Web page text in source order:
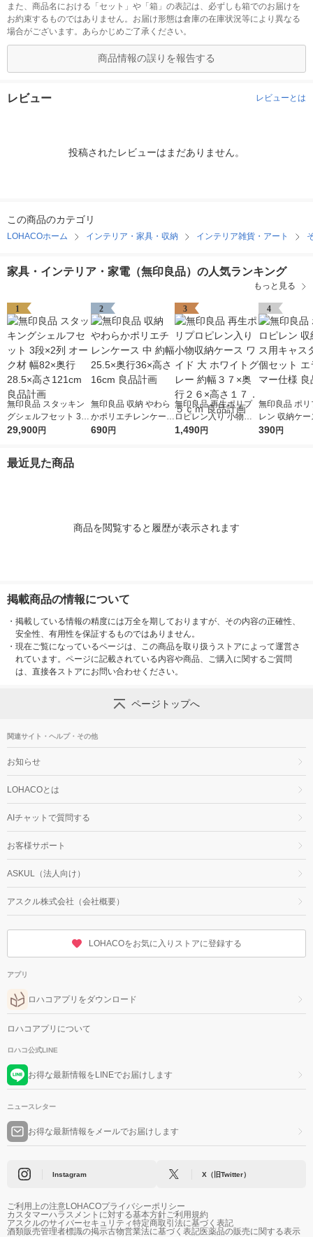
また、商品名における「セット」や「箱」の表記は、必ずしも箱でのお届けを
お約束するものではありません。お届け形態は倉庫の在庫状況等により異なる
場合がございます。あらかじめご了承ください。
商品情報の誤りを報告する
レビュー レビューとは
投稿されたレビューはまだありません。
この商品のカテゴリ
LOHACOホーム インテリア・家具・収納 インテリア雑貨・アート
家具・インテリア・家電（無印良品）の人気ランキング
もっと見る
1
無印良品 スタッキン
グシェルフセット 3段
×2列 オーク材 幅82×
29,900円
2
無印良品 収納 やわら
かポリエチレンケース
中 約幅25.5×奥行36×
690円
3
無印良品 再生ポリプ
ロピレン入り 小物収
納ケース ワイド 大 ホ
1,490円
4
無印良品 ポリ
レン 収納ケ
ャスター ４個
390円
最近見た商品
商品を閲覧すると履歴が表示されます
掲載商品の情報について
・ 掲載している情報の精度には万全を期しておりますが、その内容の正確性、
安全性、有用性を保証するものではありません。
・ 現在ご覧になっているページは、この商品を取り扱うストアによって運営さ
れています。ページに記載されている内容や商品、ご購入に関するご質問
は、直接各ストアにお問い合わせください。
ページトップへ
関連サイト・ヘルプ・その他
お知らせ
LOHACOとは
AIチャットで質問する
お客様サポート
ASKUL（法人向け）
アスクル株式会社（会社概要）
LOHACOをお気に入りストアに登録する
アプリ
ロハコアプリをダウンロード
ロハコアプリについて
ロハコ公式LINE
お得な最新情報をLINEでお届けします
ニュースレター
お得な最新情報をメールでお届けします
Instagram X（旧Twitter）
ご利用上の注意LOHACOプライバシーポリシー
カスタマーハラスメントに対する基本方針ご利用規約
アスクルのサイバーセキュリティ特定商取引法に基づく表記
酒類販売管理者標識の掲示古物営業法に基づく表記医薬品の販売に関する表示